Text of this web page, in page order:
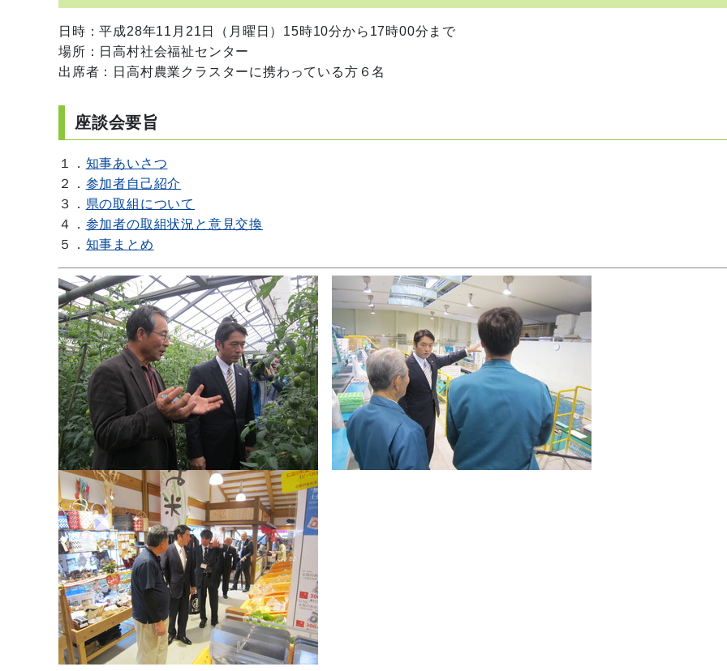
日時：平成28年11月21日（月曜日）15時10分から17時00分まで
場所：日高村社会福祉センター
出席者：日高村農業クラスターに携わっている方６名
座談会要旨
１． 知事あいさつ
２． 参加者自己紹介
３． 県の取組について
４． 参加者の取組状況と意見交換
５． 知事まとめ